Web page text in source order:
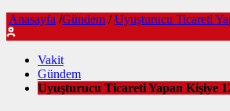
Anasayfa /Gündem / Uyuşturucu Ticareti
Vakit
Gündem
Uyuşturucu Ticareti Yapan Kişiye